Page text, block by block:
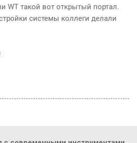
WT такой вот открытый портал.
системы коллеги делали